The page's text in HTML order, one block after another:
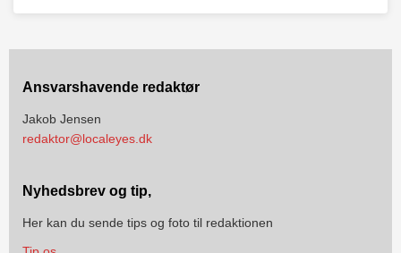
Ansvarshavende redaktør
Jakob Jensen
redaktor@localeyes.dk
Nyhedsbrev og tip,
Her kan du sende tips og foto til redaktionen